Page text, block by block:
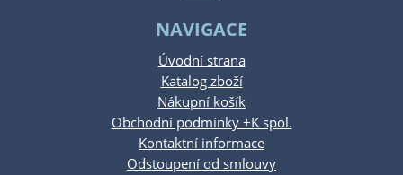
NAVIGACE
Úvodní strana
Katalog zboží
Nákupní košík
Obchodní podmínky +K spol.
Kontaktní informace
Odstoupení od smlouvy